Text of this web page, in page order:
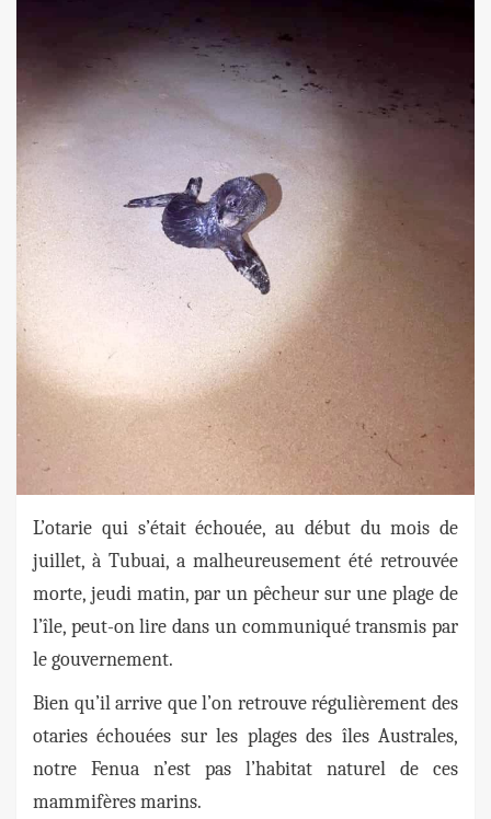
L’otarie qui s’était échouée, au début du mois de
juillet, à Tubuai, a malheureusement été retrouvée
morte, jeudi matin, par un pêcheur sur une plage de
l’île, peut-on lire dans un communiqué transmis par
le gouvernement.
Bien qu’il arrive que l’on retrouve régulièrement des
otaries échouées sur les plages des îles Australes,
notre Fenua n’est pas l’habitat naturel de ces
mammifères marins.